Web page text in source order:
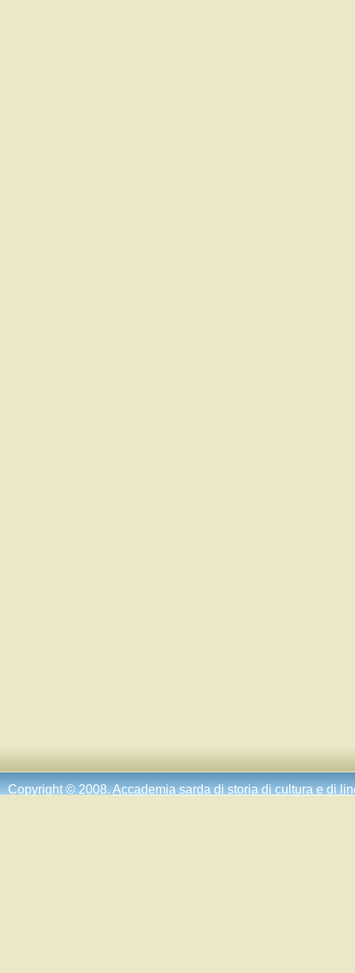
Copyright © 2008.Accademia sarda di storia di cultura e di